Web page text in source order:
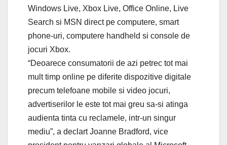
Windows Live, Xbox Live, Office Online, Live
Search si MSN direct pe computere, smart
phone-uri, computere handheld si console de
jocuri Xbox.
“Deoarece consumatorii de azi petrec tot mai
mult timp online pe diferite dispozitive digitale
precum telefoane mobile si video jocuri,
advertiserilor le este tot mai greu sa-si atinga
audienta tinta cu reclamele, intr-un singur
mediu”, a declart Joanne Bradford, vice